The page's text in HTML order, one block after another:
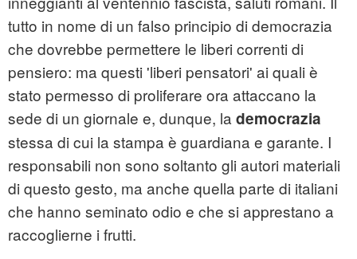
tutto in nome di un falso principio di democrazia
che dovrebbe permettere le liberi correnti di
pensiero: ma questi 'liberi pensatori' ai quali è
stato permesso di proliferare ora attaccano la
sede di un giornale e, dunque, la democrazia
stessa di cui la stampa è guardiana e garante. I
responsabili non sono soltanto gli autori materiali
di questo gesto, ma anche quella parte di italiani
che hanno seminato odio e che si apprestano a
raccoglierne i frutti.